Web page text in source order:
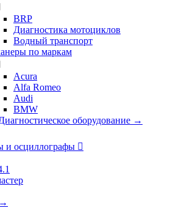
BRP
Диагностика мотоциклов
Водный транспорт
по маркам
Acura
Alfa Romeo
Audi
BMW
оборудование →
и осциллографы 
→